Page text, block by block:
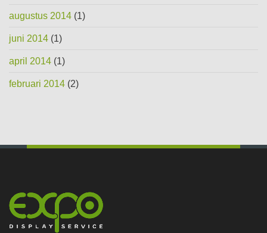
augustus 2014 (1)
juni 2014 (1)
april 2014 (1)
februari 2014 (2)